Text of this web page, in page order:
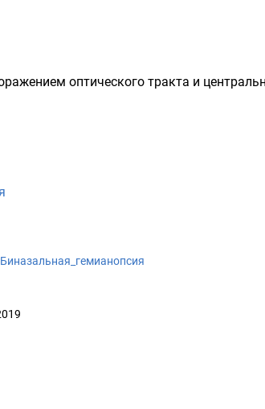
оптического тракта и